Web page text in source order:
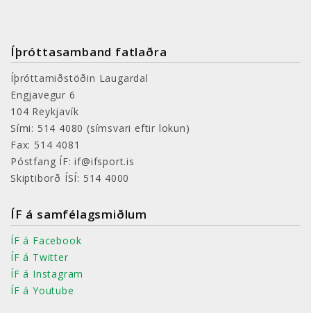
Íþróttasamband fatlaðra
Íþróttamiðstöðin Laugardal
Engjavegur 6
104 Reykjavík
Sími: 514 4080(símsvari eftir lokun)
Fax: 514 4081
Póstfang ÍF: if@ifsport.is
Skiptiborð ÍSÍ: 514 4000
ÍF á samfélagsmiðlum
ÍF á Facebook
ÍF á Twitter
ÍF á Instagram
ÍF á Youtube